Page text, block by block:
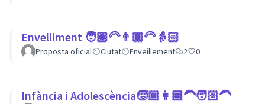
Envelliment 🧑🏽‍🦳👨🏿‍🦳👵🏻
Proposta oficial Ciutat Enveillement 2 0
Infància i Adolescència🧒🏼👩🏽‍🦱🧑🏻‍🦱